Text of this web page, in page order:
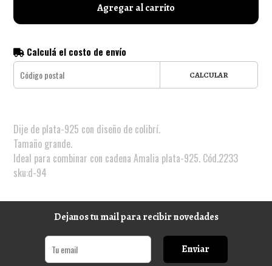
Agregar al carrito
Calculá el costo de envío
CALCULAR
Dije de plata-925 con diseño de colibrí.
Tamaño grande.
Ideal para combinar con cadena Amalia plata-925. Cód.2233
sku:d-94
Dejanos tu mail para recibir novedades
Enviar